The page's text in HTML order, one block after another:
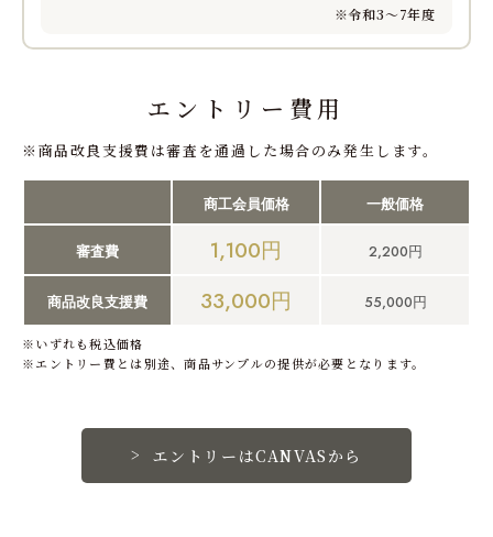
※令和3～7年度
エントリー費用
※商品改良支援費は審査を通過した場合のみ発生します。
商工会員価格 一般価格
審査費 1,100円 2,200円
商品改良支援費 33,000円 55,000円
※いずれも税込価格
※エントリー費とは別途、商品サンプルの提供が必要となります。
エントリーはCANVASから